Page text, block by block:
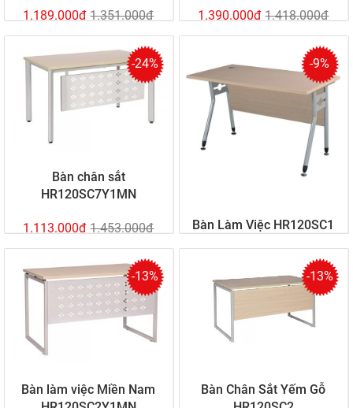
1.189.000đ 1.351.000đ 1.390.000đ 1.418.000đ
-24%
Bàn chân sắt
HR120SC7Y1MN
1.113.000đ 1.453.000đ
-9%
Bàn Làm Việc HR120SC1
1.373.000đ 1.498.000đ
-13%
Bàn làm việc Miền Nam
-13%
Bàn Chân Sắt Yếm Gỗ